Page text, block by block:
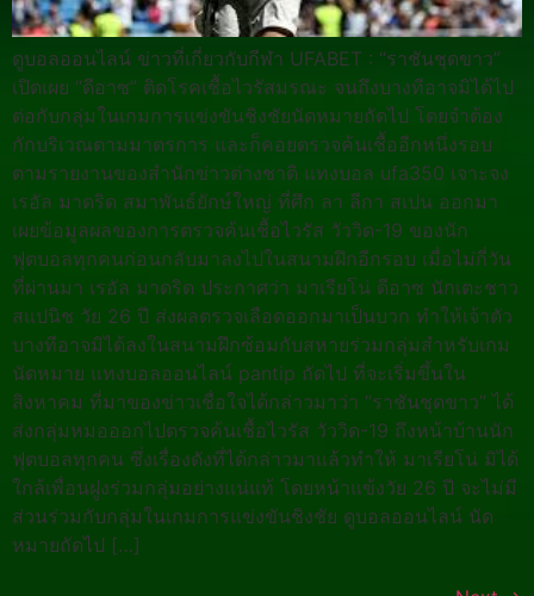
ดูบอลออนไลน์ ข่าวที่เกี่ยวกับกีฬา UFABET : “ราชันชุดขาว”
เปิดเผย “ดีอาซ” ติดโรคเชื้อไวรัสมรณะ จนถึงบางทีอาจมิได้ไป
ต่อกับกลุ่มในเกมการแข่งขันชิงชัยนัดหมายถัดไป โดยจำต้อง
กักบริเวณตามมาตรการ และก็คอยตรวจค้นเชื้ออีกหนึ่งรอบ
ตามรายงานของสำนักข่าวต่างชาติ แทงบอล ufa350 เจาะจง
เรอัล มาดริด สมาพันธ์ยักษ์ใหญ่ ที่ศึก ลา ลีกา สเปน ออกมา
เผยข้อมูลผลของการตรวจค้นเชื้อไวรัส วัววิด-19 ของนัก
ฟุตบอลทุกคนก่อนกลับมาลงไปในสนามฝึกอีกรอบ เมื่อไม่กี่วัน
ที่ผ่านมา เรอัล มาดริด ประกาศว่า มาเรียโน่ ดีอาซ นักเตะชาว
สแปนิช วัย 26 ปี ส่งผลตรวจเลือดออกมาเป็นบวก ทำให้เจ้าตัว
บางทีอาจมิได้ลงในสนามฝึกซ้อมกับสหายร่วมกลุ่มสำหรับเกม
นัดหมาย แทงบอลออนไลน์ pantip ถัดไป ที่จะเริ่มขึ้นใน
สิงหาคม ที่มาของข่าวเชื่อใจได้กล่าวมาว่า “ราชันชุดขาว” ได้
ส่งกลุ่มหมอออกไปตรวจค้นเชื้อไวรัส วัววิด-19 ถึงหน้าบ้านนัก
ฟุตบอลทุกคน ซึ่งเรื่องดังที่ได้กล่าวมาแล้วทำให้ มาเรียโน่ มิได้
ใกล้เพื่อนฝูงร่วมกลุ่มอย่างแน่แท้ โดยหน้าแข้งวัย 26 ปี จะไม่มี
ส่วนร่วมกับกลุ่มในเกมการแข่งขันชิงชัย ดูบอลออนไลน์ นัด
หมายถัดไป […]